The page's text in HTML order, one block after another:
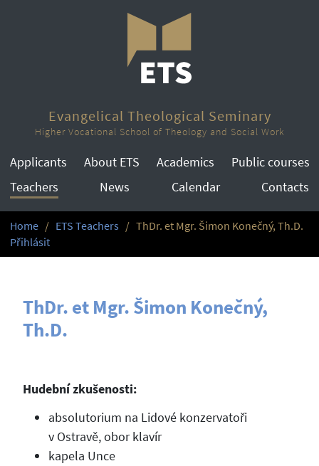
Evangelical Theological Seminary
Higher Vocational School of Theology and Social Work
Applicants About ETS Academics
Public courses
Teachers
News Calendar Contacts
Home ETS Teachers
ThDr. et Mgr. Šimon Konečný, Th.D.
Přihlásit
ThDr. et Mgr. Šimon Konečný,
Th.D.
Hudební zkušenosti:
absolutorium na Lidové konzervatoři
v Ostravě, obor klavír
kapela Unce